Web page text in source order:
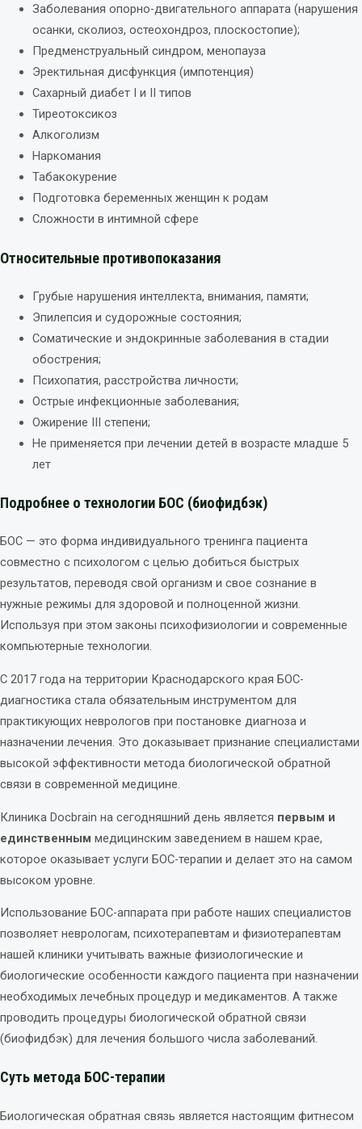
Заболевания опорно-двигательного аппарата (нарушения
осанки, сколиоз, остеохондроз, плоскостопие);
Предменструальный синдром, менопауза
Эректильная дисфункция (импотенция)
Сахарный диабет I и II типов
Тиреотоксикоз
Алкоголизм
Наркомания
Табакокурение
Подготовка беременных женщин к родам
Сложности в интимной сфере
Относительные противопоказания
Грубые нарушения интеллекта, внимания, памяти;
Эпилепсия и судорожные состояния;
Соматические и эндокринные заболевания в стадии
обострения;
Психопатия, расстройства личности;
Острые инфекционные заболевания;
Ожирение III степени;
Не применяется при лечении детей в возрасте младше 5
лет
Подробнее о технологии БОС (биофидбэк)
БОС — это форма индивидуального тренинга пациента
совместно с психологом с целью добиться быстрых
результатов, переводя свой организм и свое сознание в
нужные режимы для здоровой и полноценной жизни.
Используя при этом законы психофизиологии и современные
компьютерные технологии.
С 2017 года на территории Краснодарского края БОС-
диагностика стала обязательным инструментом для
практикующих неврологов при постановке диагноза и
назначении лечения. Это доказывает признание специалистами
высокой эффективности метода биологической обратной
связи в современной медицине.
Клиника Docbrain на сегодняшний день является первым и
единственным медицинским заведением в нашем крае,
которое оказывает услуги БОС-терапии и делает это на самом
высоком уровне.
Использование БОС-аппарата при работе наших специалистов
позволяет неврологам, психотерапевтам и физиотерапевтам
нашей клиники учитывать важные физиологические и
биологические особенности каждого пациента при назначении
необходимых лечебных процедур и медикаментов. А также
проводить процедуры биологической обратной связи
(биофидбэк) для лечения большого числа заболеваний.
Суть метода БОС-терапии
Биологическая обратная связь является настоящим фитнесом